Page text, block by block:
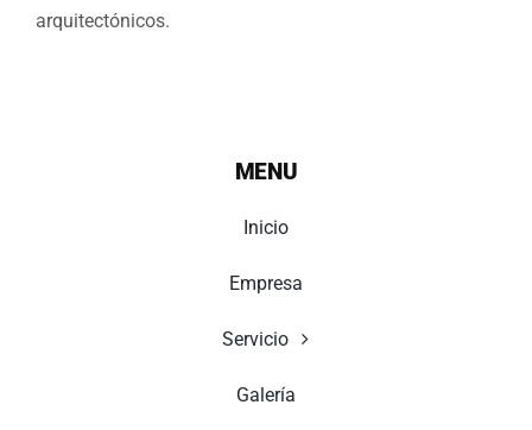
arquitectónicos.
MENU
Inicio
Empresa
Servicio
Galería